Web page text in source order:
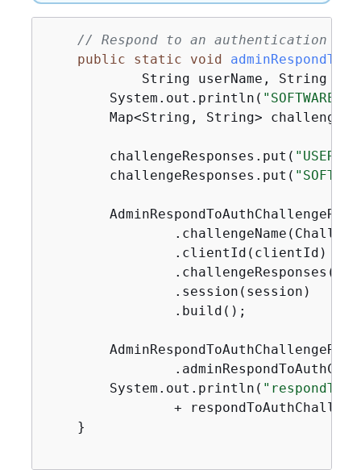
// Respond to an authentication
public
static void
String userName, String
        System.out.println(
Map<String, String>
        challengeResponses.put(
        challengeResponses.put(
                .clientId(clientId)
                .session(session)
                .build();
        System.out.println(
+
    }